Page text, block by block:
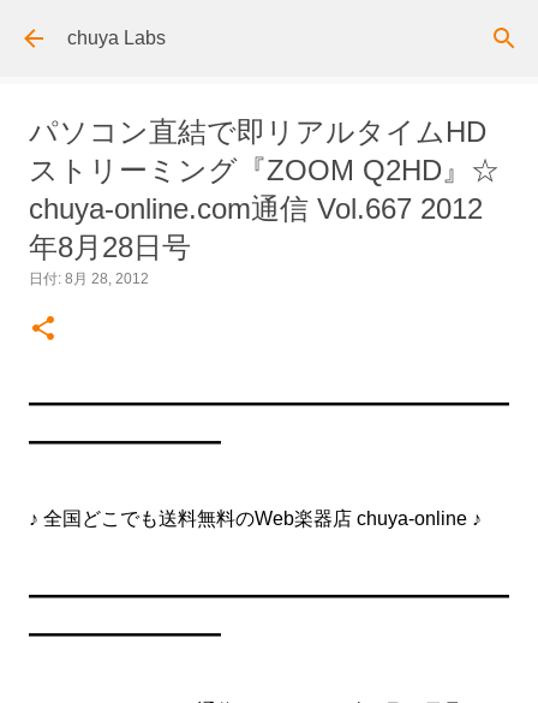
スキップしてメイン コンテンツに移動
chuya Labs
パソコン直結で即リアルタイムHD
ストリーミング『ZOOM Q2HD』☆
chuya-online.com通信 Vol.667 2012
年8月28日号
日付: 8月 28, 2012
━━━━━━━━━━━━━━━━━━━━━━━━━
━━━━━━━━━━
♪ 全国どこでも送料無料のWeb楽器店 chuya-online ♪
━━━━━━━━━━━━━━━━━━━━━━━━━
━━━━━━━━━━